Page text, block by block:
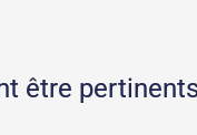
être